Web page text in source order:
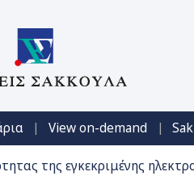
| View on-demand |
της εγκεκριμένης